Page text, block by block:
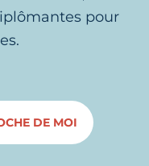
pour
DE MOI